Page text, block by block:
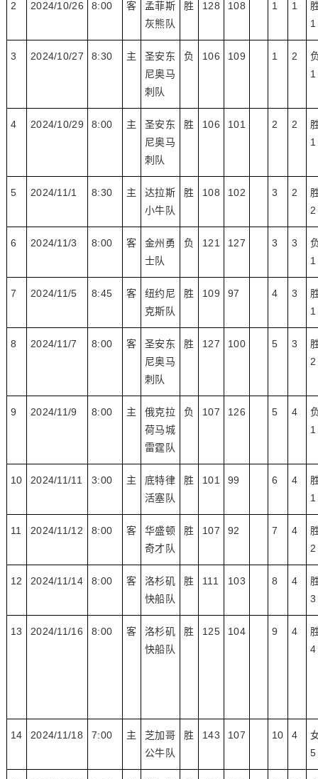
2 2024/10/26 8:00 客
孟菲斯
灰熊队
胜 128 108 1 1
1
3 2024/10/27 8:30 主
圣安东
尼奥马
刺队
负 106 109 1 2
1
4 2024/10/29 8:00 主
圣安东
尼奥马
刺队
胜 106 101 2 2
1
5 2024/11/1 8:30 主
达拉斯
小牛队
胜 108 102 3 2
2
6 2024/11/3 8:00 客
金州勇
士队
负 121 127 3 3
1
7 2024/11/5 8:45 客
纽约尼
克斯队
胜 109 97 4 3
1
8 2024/11/7 8:00 客
圣安东
尼奥马
刺队
胜 127 100 5 3
2
9 2024/11/9 8:00 主
俄克拉
荷马城
雷霆队
负 107 126 5 4
1
10 2024/11/11 3:00 主
底特律
活塞队
胜 101 99 6 4
1
11 2024/11/12 8:00 客
华盛顿
奇才队
胜 107 92 7 4
2
12 2024/11/14 8:00 客
洛杉矶
快船队
胜 111 103 8 4
3
13 2024/11/16 8:00 客
洛杉矶
快船队
胜 125 104 9 4
4
14 2024/11/18 7:00 主
芝加哥
公牛队
胜 143 107 10 4
5